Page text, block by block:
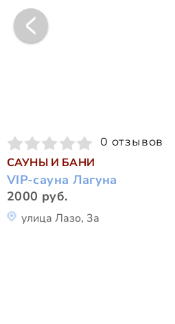
0 отзывов
САУНЫ И БАНИ
VIP-сауна Лагуна
2000 руб.
улица Лазо, 3а